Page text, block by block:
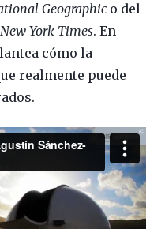
Geographic o del
New York Times. En
cómo la
realmente puede